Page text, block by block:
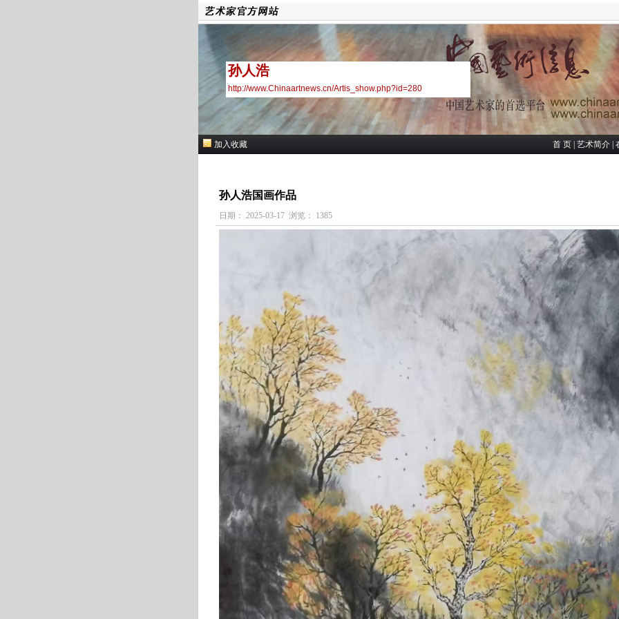
孙人浩
http://www.Chinaartnews.cn/Artis_show.php?id=280
加入收藏 首 页 艺术简介
孙人浩国画作品
日期： 2025-03-17 浏览： 1385